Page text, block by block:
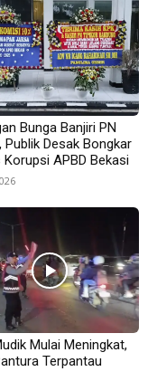
Bunga Banjiri PN
Publik Desak Bongkar
APBD Bekasi
Mulai Meningkat,
Terpantau